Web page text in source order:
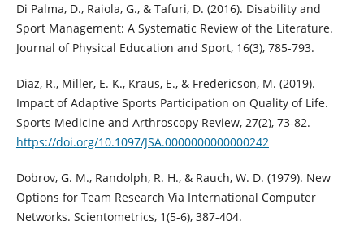
Di Palma, D., Raiola, G., & Tafuri, D. (2016). Disability and
Sport Management: A Systematic Review of the Literature.
Journal of Physical Education and Sport, 16(3), 785-793.
Diaz, R., Miller, E. K., Kraus, E., & Fredericson, M. (2019).
Impact of Adaptive Sports Participation on Quality of Life.
Sports Medicine and Arthroscopy Review, 27(2), 73-82.
https://doi.org/10.1097/JSA.0000000000000242
Dobrov, G. M., Randolph, R. H., & Rauch, W. D. (1979). New
Options for Team Research Via International Computer
Networks. Scientometrics, 1(5-6), 387-404.